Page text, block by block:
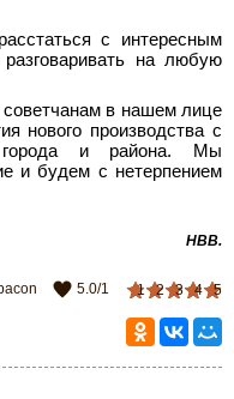
с интересным
на любую
в нашем лице
нового производства с
города и района. Мы
и будем с нетерпением
НВВ.
1 2 3 4 5
5.0/1